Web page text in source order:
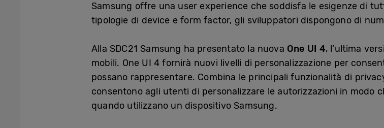
Samsung offre una user experience che soddisfa le esigenze di
tipologie di device e form factor, gli sviluppatori dispongono di
Alla SDC21 Samsung ha presentato la nuova One UI 4, l’ultima
mobili. One UI 4 fornirà nuovi livelli di personalizzazione per
possano rappresentare. Combina le principali funzionalità di
consentono agli utenti di personalizzare le autorizzazioni in modo
quando utilizzano un dispositivo Samsung.